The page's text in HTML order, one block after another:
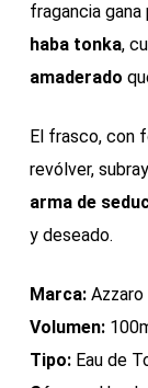
fragancia
haba tonka,
amaderado
El frasco, con
revólver,
arma de
y deseado.
Marca:Azzaro
Volumen:
Tipo:Eau de